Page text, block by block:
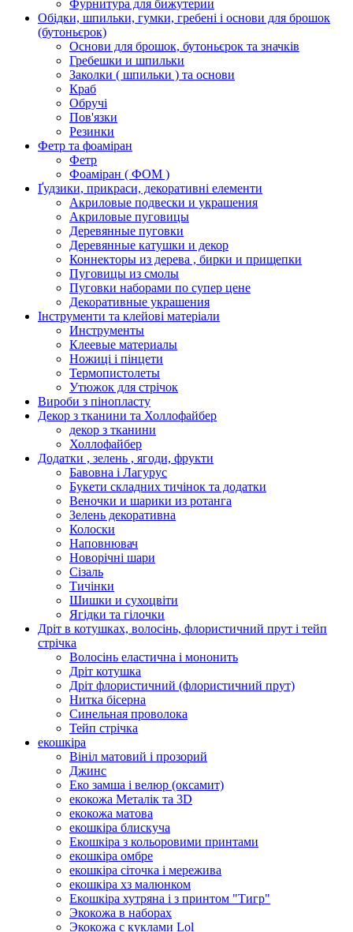
Фурнитура для бижутерии
Обідки, шпильки, гумки, гребені і основи для брошок
(бутоньєрок)
Основи для брошок, бутоньєрок та значків
Гребешки и шпильки
Заколки ( шпильки ) та основи
Краб
Обручі
Пов'язки
Резинки
Фетр та фоаміран
Фетр
Фоаміран ( ФОМ )
Ґудзики, прикраси, декоративні елементи
Акриловые подвески и украшения
Акриловые пуговицы
Деревянные пуговки
Деревянные катушки и декор
Коннекторы из дерева , бирки и прищепки
Пуговицы из смолы
Пуговки наборами по супер цене
Декоративные украшения
Інструменти та клейові матеріали
Инструменты
Клеевые материалы
Ножиці і пінцети
Термопистолеты
Утюжок для стрічок
Вироби з пінопласту
Декор з тканини та Холлофайбер
декор з тканини
Холлофайбер
Додатки , зелень , ягоди, фрукти
Бавовна і Лагурус
Букети складних тичінок та додатки
Веночки и шарики из ротанга
Зелень декоративна
Колоски
Наповнювач
Новорічні шари
Сізаль
Тичінки
Шишки и сухоцвіти
Ягідки та гілочки
Дріт в котушках, волосінь, флористичний прут і тейп
стрічка
Волосінь еластична і мононить
Дріт котушка
Дріт флористичний (флористичний прут)
Нитка бісерна
Синельная проволока
Тейп стрічка
екошкіра
Вініл матовий і прозорий
Джинс
Еко замша і велюр (оксамит)
екокожа Металік та 3D
екокожа матова
екошкіра блискуча
Екошкіра з кольоровими принтами
екошкіра омбре
екошкіра сіточка і мережива
екошкіра хз малюнком
Екошкіра хутряна і з принтом "Тигр"
Экокожа в наборах
Экокожа с куклами Lol